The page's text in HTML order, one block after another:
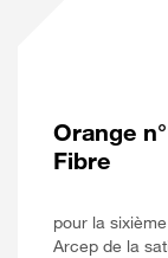
Orange
Fibre
pour la
Arcep de la